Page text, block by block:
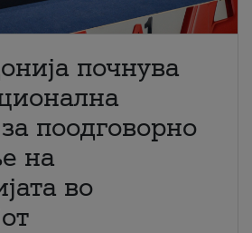
почнува
поодговорно
на
во